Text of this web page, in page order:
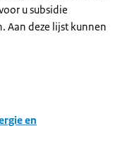
u subsidie
Aan deze lijst kunnen
en